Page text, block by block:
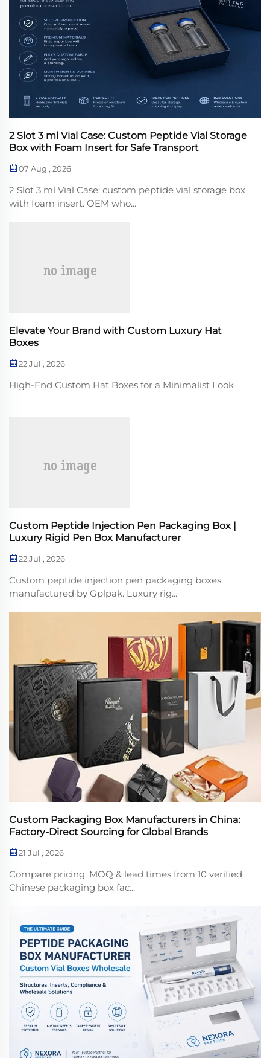
2 Slot 3 ml Vial Case: Custom Peptide Vial Storage
Box with Foam Insert for Safe Transport
07 Aug , 2026
2 Slot 3 ml Vial Case: custom peptide vial storage box
with foam insert. OEM who...
Elevate Your Brand with Custom Luxury Hat
Boxes
22 Jul , 2026
High-End Custom Hat Boxes for a Minimalist Look
Custom Peptide Injection Pen Packaging Box |
Luxury Rigid Pen Box Manufacturer
22 Jul , 2026
Custom peptide injection pen packaging boxes
manufactured by Gplpak. Luxury rig...
Custom Packaging Box Manufacturers in China:
Factory-Direct Sourcing for Global Brands
21 Jul , 2026
Compare pricing, MOQ & lead times from 10 verified
Chinese packaging box fac...